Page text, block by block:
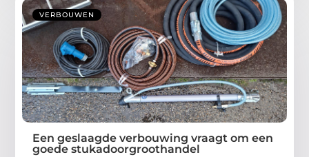
VERBOUWEN
Een geslaagde verbouwing vraagt om een
goede stukadoorgroothandel